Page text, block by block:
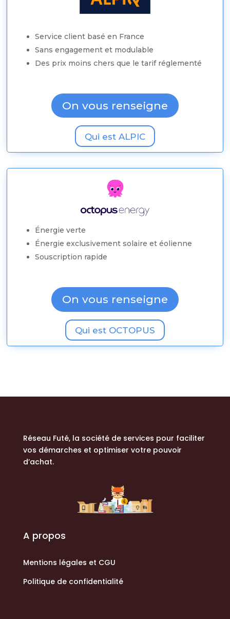
Service client basé en France
Sans engagement et modulable
Des prix moins chers que le tarif réglementé
On vous renseigne
Qui est ALPIC
Énergie verte
Énergie exclusivement solaire et éolienne
Souscription rapide
On vous renseigne
Qui est OCTOPUS
Réseau Futé, la société de services pour faciliter
vos démarches et optimiser votre pouvoir
d’achat.
A propos
Mentions légales et CGU
Politique de confidentialité